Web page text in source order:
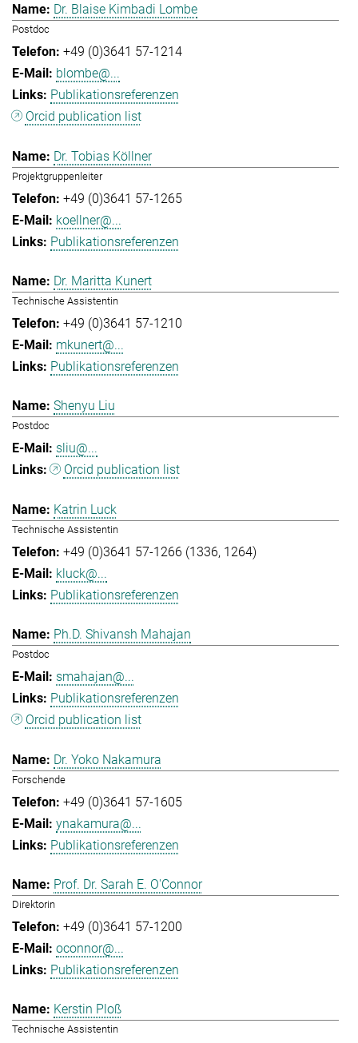
Dr. Blaise Kimbadi Lombe
Postdoc
+49 (0)3641 57-1214
blombe@...
Publikationsreferenzen
Orcid publication list
Dr. Tobias Köllner
Projektgruppenleiter
+49 (0)3641 57-1265
koellner@...
Publikationsreferenzen
Dr. Maritta Kunert
Technische Assistentin
+49 (0)3641 57-1210
mkunert@...
Publikationsreferenzen
Shenyu Liu
Postdoc
sliu@...
Orcid publication list
Katrin Luck
Technische Assistentin
+49 (0)3641 57-1266 (1336, 1264)
kluck@...
Publikationsreferenzen
Ph.D. Shivansh Mahajan
Postdoc
smahajan@...
Publikationsreferenzen
Orcid publication list
Dr. Yoko Nakamura
Forschende
+49 (0)3641 57-1605
ynakamura@...
Publikationsreferenzen
Prof. Dr. Sarah E. O'Connor
Direktorin
+49 (0)3641 57-1200
oconnor@...
Publikationsreferenzen
Kerstin Ploß
Technische Assistentin